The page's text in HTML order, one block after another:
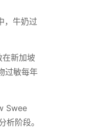
，牛奶过
在新加坡
过敏每年
Swee
阶段。